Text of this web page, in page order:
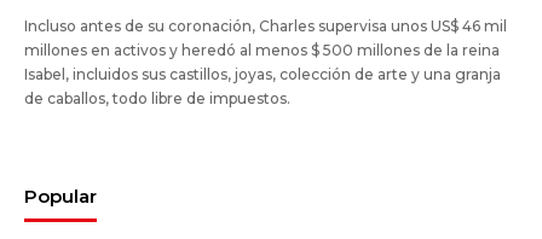
Incluso antes de su coronación, Charles supervisa unos US$ 46 mil
millones en activos y heredó al menos $ 500 millones de la reina
Isabel, incluidos sus castillos, joyas, colección de arte y una granja
de caballos, todo libre de impuestos.
Popular